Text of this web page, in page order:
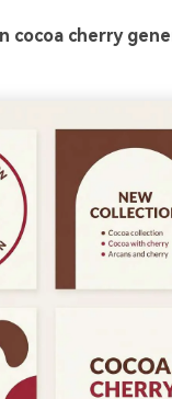
cocoa cherry